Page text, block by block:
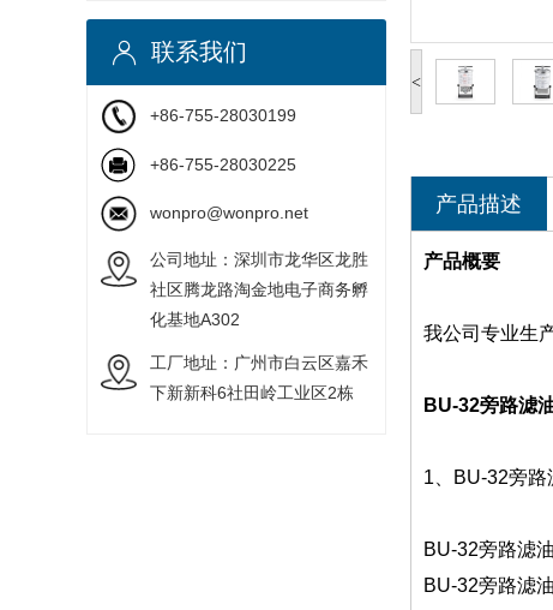
联系我们
+86-755-28030199
+86-755-28030225
wonpro@wonpro.net
公司地址：深圳市龙华区龙胜
社区腾龙路淘金地电子商务孵
化基地A302
工厂地址：广州市白云区嘉禾
下新新科6社田岭工业区2栋
<
产品描述
产品概要
我公司专业生
BU-32旁路滤
1、BU-32旁路
BU-32旁路滤
BU-32旁路滤